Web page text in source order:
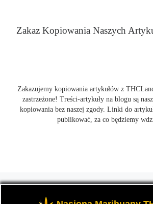
Zakaz Kopiowania Naszych
Zakazujemy kopiowania artykułów z
zastrzeżone! Treści-artykuły na blogu są
kopiowania bez naszej zgody. Linki do
publikować, za co będziemy
informacje na temat marihuany, konopi i